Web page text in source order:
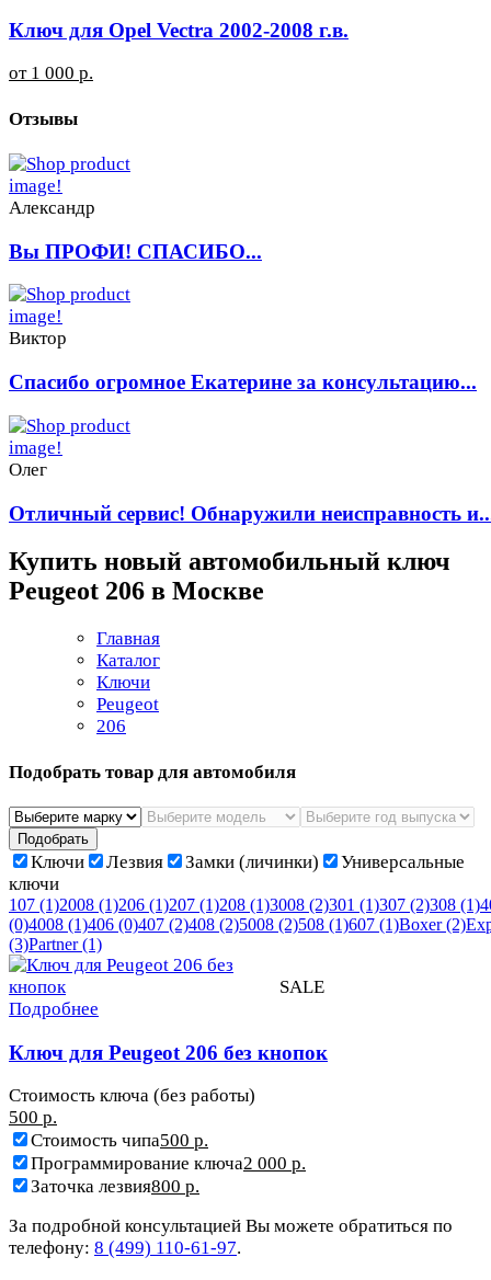
Ключ для Opel Vectra 2002-2008 г.в.
от 1 000 р.
Отзывы
Александр
Вы ПРОФИ! СПАСИБО...
Виктор
Спасибо огромное Екатерине за консультацию...
Олег
Отличный сервис! Обнаружили неисправность
Купить новый автомобильный ключ
Peugeot 206 в Москве
Главная
Каталог
Ключи
Peugeot
206
Подобрать товар для автомобиля
Подобрать
Ключи Лезвия Замки (личинки)
Универсальные
ключи
107 (1)2008 (1)206 (1)207 (1)208 (1)3008 (2)301 (1)307 (2)308 (1)
(0)4008 (1)406 (0)407 (2)408 (2)5008 (2)508 (1)607 (1)Boxer(2)
(3)Partner(1)
SALE
Подробнее
Ключ для Peugeot 206 без кнопок
Стоимость ключа (без работы)
500 р.
Стоимость чипа500 р.
Программирование ключа2 000 р.
Заточка лезвия800 р.
За подробной консультацией Вы можете обратиться по
телефону: 8 (499) 110-61-97.